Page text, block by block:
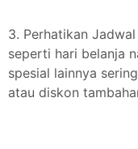
3. Perhatikan
seperti hari belanja
spesial lainnya
atau diskon